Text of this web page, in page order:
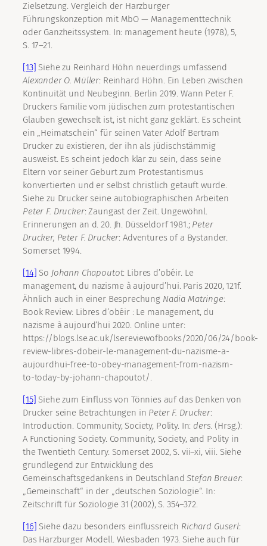
Zielsetzung. Vergleich der Harzburger
Führungskonzeption mit MbO — Managementtechnik
oder Ganzheitssystem. In: management heute (1978), 5,
S. 17–21.
[13] Siehe zu Reinhard Höhn neuerdings umfassend
Alexander O. Müller: Reinhard Höhn. Ein Leben zwischen
Kontinuität und Neubeginn. Berlin 2019. Wann Peter F.
Druckers Familie vom jüdischen zum protestantischen
Glauben gewechselt ist, ist nicht ganz geklärt. Es scheint
ein „Heimatschein“ für seinen Vater Adolf Bertram
Drucker zu existieren, der ihn als jüdischstämmig
ausweist. Es scheint jedoch klar zu sein, dass seine
Eltern vor seiner Geburt zum Protestantismus
konvertierten und er selbst christlich getauft wurde.
Siehe zu Drucker seine autobiographischen Arbeiten
Peter F. Drucker: Zaungast der Zeit. Ungewöhnl.
Erinnerungen an d. 20. Jh. Düsseldorf 1981.; Peter
Drucker, Peter F. Drucker: Adventures of a Bystander.
Somerset 1994.
[14] So Johann Chapoutot: Libres d’obéir. Le
management, du nazisme à aujourd’hui. Paris 2020, 121f.
Ähnlich auch in einer Besprechung Nadia Matringe:
Book Review: Libres d’obéir : Le management, du
nazisme à aujourd’hui 2020. Online unter:
https://blogs.lse.ac.uk/lsereviewofbooks/2020/06/24/book-
review-libres-dobeir-le-management-du-nazisme-a-
aujourdhui-free-to-obey-management-from-nazism-
to-today-by-johann-chapoutot/.
[15] Siehe zum Einfluss von Tönnies auf das Denken von
Drucker seine Betrachtungen in Peter F. Drucker:
Introduction. Community, Society, Polity. In: ders. (Hrsg.):
A Functioning Society. Community, Society, and Polity in
the Twentieth Century. Somerset 2002, S. vii–xi, viii. Siehe
grundlegend zur Entwicklung des
Gemeinschaftsgedankens in DeutschlandStefan Breuer:
„Gemeinschaft“ in der „deutschen Soziologie“. In:
Zeitschrift für Soziologie 31 (2002), S. 354–372.
[16] Siehe dazu besonders einflussreich Richard Guserl:
Das Harzburger Modell. Wiesbaden 1973. Siehe auch für